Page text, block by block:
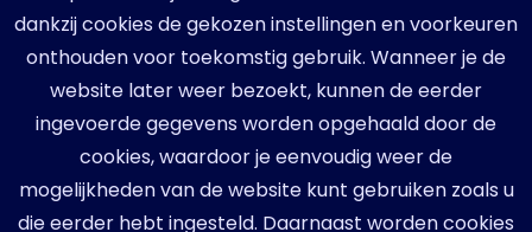
dankzij cookies de gekozen instellingen en voorkeuren
onthouden voor toekomstig gebruik. Wanneer je de
website later weer bezoekt, kunnen de eerder
ingevoerde gegevens worden opgehaald door de
cookies, waardoor je eenvoudig weer de
mogelijkheden van de website kunt gebruiken zoals u
die eerder hebt ingesteld. Daarnaast worden cookies